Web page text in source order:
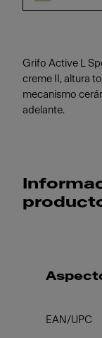
Grifo Active L
creme II, altura
mecanismo
adelante.
EAN/UPC